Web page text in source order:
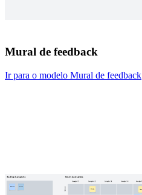
Mural de feedback
Ir para o modelo Mural de feedback